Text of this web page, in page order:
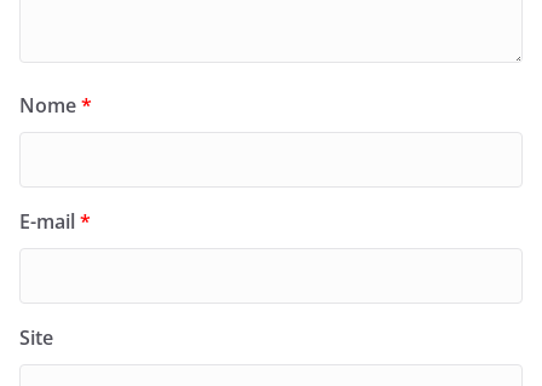
Nome*
E-mail*
Site